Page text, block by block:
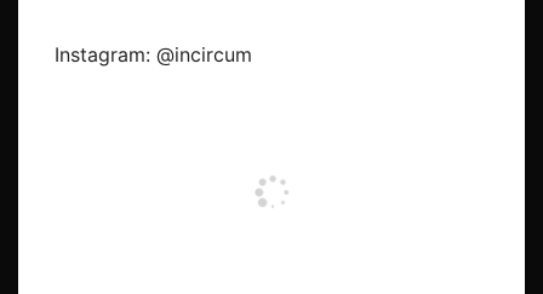
Instagram: @incircum